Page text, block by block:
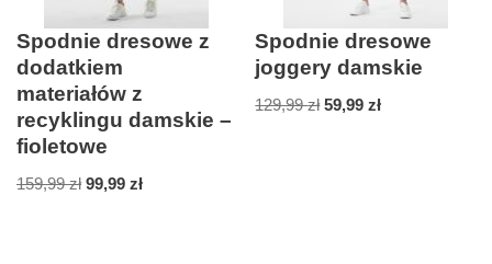
Spodnie dresowe z
dodatkiem
materiałów z
recyklingu damskie –
fioletowe
159,99zł 99,99 zł
Spodnie dresowe
joggery damskie
129,99zł 59,99zł